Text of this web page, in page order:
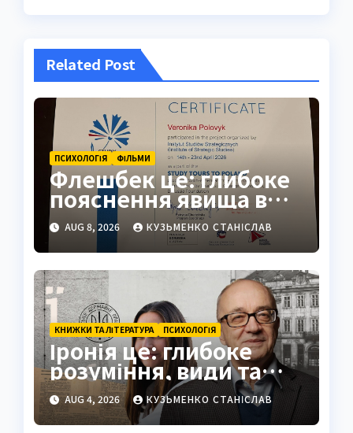
Related Post
ПСИХОЛОГІЯ ФІЛЬМИ
Флешбек це: глибоке
пояснення явища в
психології, кіно та
житті
AUG 8, 2026 КУЗЬМЕНКО СТАНІСЛАВ
КНИЖКИ ТА ЛІТЕРАТУРА ПСИХОЛОГІЯ
Іронія це: глибоке
розуміння, види та
живі приклади
AUG 4, 2026 КУЗЬМЕНКО СТАНІСЛАВ